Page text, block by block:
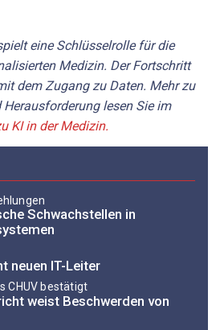
eine Schlüsselrolle für die
Medizin. Der Fortschritt
dem Zugang zu Daten. Mehr zu
lesen Sie im
KI in der Medizin.
Schwachstellen in
neuen IT-Leiter
CHUV bestätigt
weist Beschwerden von